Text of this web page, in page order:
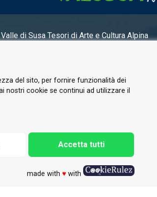
di SusaTesori di Arte e Cultura Alpina
del sito, per fornire funzionalità dei
nostri cookie se continui ad utilizzare il
Accetta tutti
made with ♥with